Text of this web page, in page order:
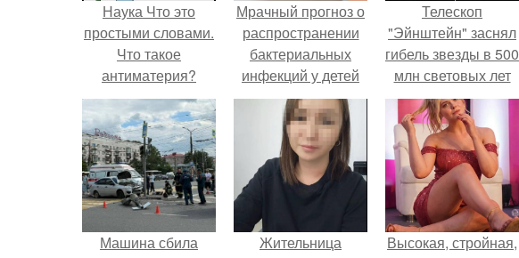
Наука Что это
простыми словами.
Что такое
антиматерия?
Мрачный прогноз о
распространении
бактериальных
инфекций у детей
вышел.
Телескоп
"Эйнштейн" заснял
гибель звезды в 500
млн световых лет
от земли.
Машина сбила
Жительница
Высокая, стройная,